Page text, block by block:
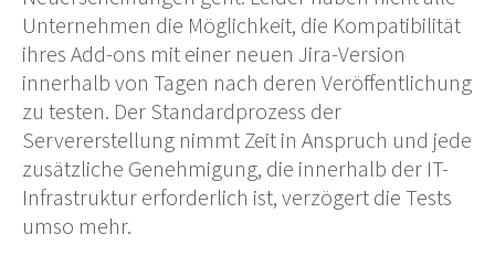
Unternehmen die Möglichkeit, die Kompatibilität
ihres Add-ons mit einer neuen Jira-Version
innerhalb von Tagen nach deren Veröffentlichung
zu testen. Der Standardprozess der
Servererstellung nimmt Zeit in Anspruch und jede
zusätzliche Genehmigung, die innerhalb der IT-
Infrastruktur erforderlich ist, verzögert die Tests
umso mehr.